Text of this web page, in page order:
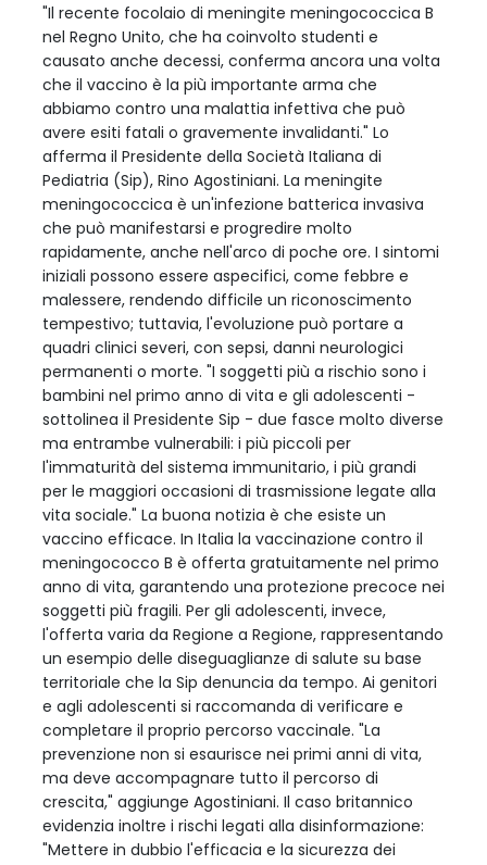
"Il recente focolaio di meningite meningococcica B
nel Regno Unito, che ha coinvolto studenti e
causato anche decessi, conferma ancora una volta
che il vaccino è la più importante arma che
abbiamo contro una malattia infettiva che può
avere esiti fatali o gravemente invalidanti." Lo
afferma il Presidente della Società Italiana di
Pediatria (Sip), Rino Agostiniani. La meningite
meningococcica è un'infezione batterica invasiva
che può manifestarsi e progredire molto
rapidamente, anche nell'arco di poche ore. I sintomi
iniziali possono essere aspecifici, come febbre e
malessere, rendendo difficile un riconoscimento
tempestivo; tuttavia, l'evoluzione può portare a
quadri clinici severi, con sepsi, danni neurologici
permanenti o morte. "I soggetti più a rischio sono i
bambini nel primo anno di vita e gli adolescenti -
sottolinea il Presidente Sip - due fasce molto diverse
ma entrambe vulnerabili: i più piccoli per
l'immaturità del sistema immunitario, i più grandi
per le maggiori occasioni di trasmissione legate alla
vita sociale." La buona notizia è che esiste un
vaccino efficace. In Italia la vaccinazione contro il
meningococco B è offerta gratuitamente nel primo
anno di vita, garantendo una protezione precoce nei
soggetti più fragili. Per gli adolescenti, invece,
l'offerta varia da Regione a Regione, rappresentando
un esempio delle diseguaglianze di salute su base
territoriale che la Sip denuncia da tempo. Ai genitori
e agli adolescenti si raccomanda di verificare e
completare il proprio percorso vaccinale. "La
prevenzione non si esaurisce nei primi anni di vita,
ma deve accompagnare tutto il percorso di
crescita," aggiunge Agostiniani. Il caso britannico
evidenzia inoltre i rischi legati alla disinformazione:
"Mettere in dubbio l'efficacia e la sicurezza dei